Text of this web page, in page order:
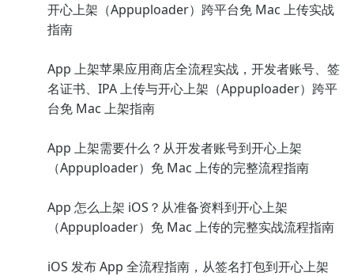
开心上架（Appuploader）跨平台免 Mac 上传实战
指南
App 上架苹果应用商店全流程实战，开发者账号、签
名证书、IPA 上传与开心上架（Appuploader）跨平
台免 Mac 上架指南
App 上架需要什么？从开发者账号到开心上架
（Appuploader）免 Mac 上传的完整流程指南
App 怎么上架 iOS？从准备资料到开心上架
（Appuploader）免 Mac 上传的完整实战流程指南
iOS 发布 App 全流程指南，从签名打包到开心上架